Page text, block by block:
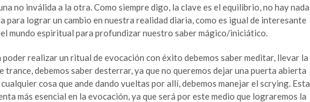
no inválida a la otra. Como siempre digo, la clave es el equilibrio, no hay nada
para lograr un cambio en nuestra realidad diaria, como es igual de interesante
mundo espiritual para profundizar nuestro saber mágico/iniciático.
realizar un ritual de evocación con éxito debemos saber meditar, llevar la
trance, debemos saber desterrar, ya que no queremos dejar una puerta abierta
cosa que ande dando vueltas por allí, debemos manejar el scrying. Esta
más esencial en la evocación, ya que será por este medio que lograremos la